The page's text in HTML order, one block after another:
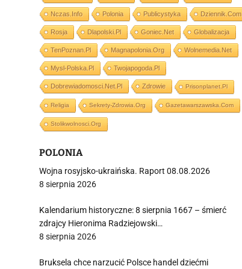
Nczas.info Polonia Publicystyka Dziennik.com
Rosja Dlapolski.pl Goniec.net Globalizacja
TenPoznan.pl Magnapolonia.org Wolnemedia.net
Mysl-Polska.pl Twojapogoda.pl
Dobrewiadomosci.net.pl Zdrowie Prisonplanet.pl
Religia Sekrety-Zdrowia.org Gazetawarszawska.com
Stolikwolnosci.org
POLONIA
Wojna rosyjsko-ukraińska. Raport 08.08.2026
8 sierpnia 2026
Kalendarium historyczne: 8 sierpnia 1667 – śmierć
zdrajcy Hieronima Radziejowski…
8 sierpnia 2026
Bruksela chce narzucić Polsce handel dziećmi